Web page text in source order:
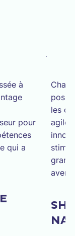
à
pour
qui a
les
agile